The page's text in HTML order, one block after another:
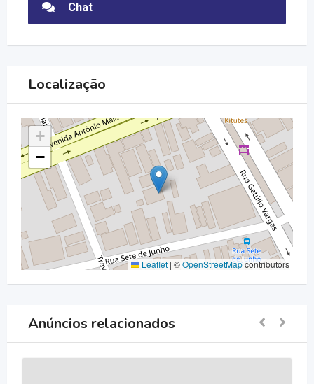
Chat
Localização
+
−
Leaflet | ©OpenStreetMapcontributors
Anúncios relacionados